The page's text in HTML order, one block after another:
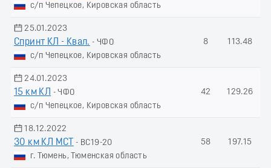
с/п Чепецкое, Кировская область
25.01.2023
Спринт КЛ - Квал. - ЧФО
с/п Чепецкое, Кировская область
8 113.48
24.01.2023
15 км КЛ
- ЧФО
с/п Чепецкое, Кировская область
42 129.26
18.12.2022
30 км КЛ МСТ
- ВС19-20
г. Тюмень, Тюменская область
58 197.15